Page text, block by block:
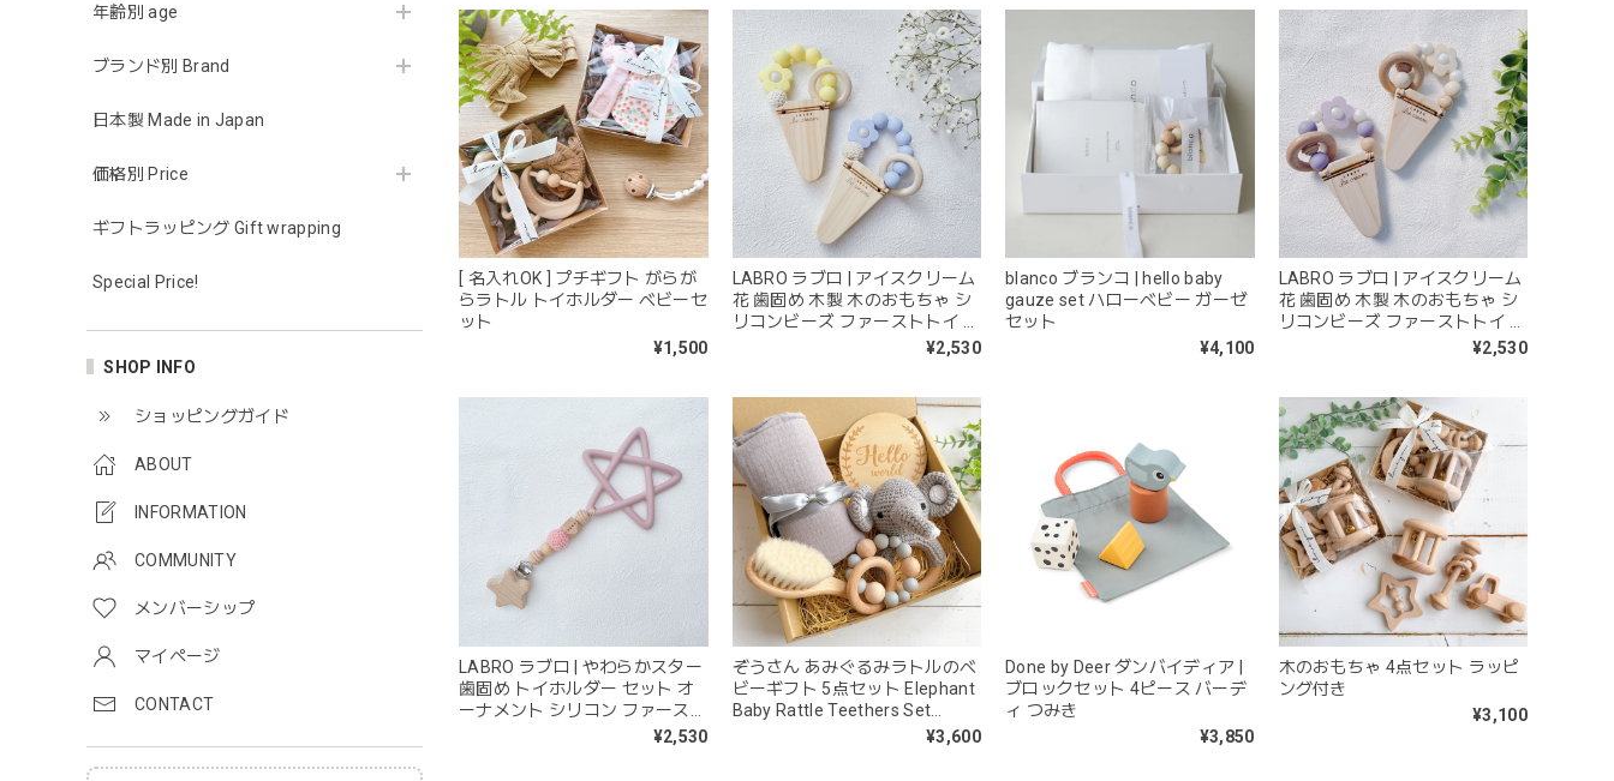
年齢別 age
ブランド別 Brand
日本製 Made in Japan
価格別 Price
ギフトラッピング Gift wrapping
Special Price!
SHOP INFO
ショッピングガイド
ABOUT
INFORMATION
COMMUNITY
メンバーシップ
マイページ
CONTACT
[ 名入れOK ] プチギフト がらが
らラトル トイホルダー ベビーセ
ット
¥1,500
LABRO ラブロ | アイスクリーム
花 歯固め 木製 木のおもちゃ シ
リコンビーズ ファーストトイ パ
¥2,530
blanco ブランコ | hello baby
gauze set ハローベビー ガーゼ
セット
¥4,100
LABRO ラブロ | アイスクリーム
花 歯固め 木製 木のおもちゃ シ
リコンビーズ ファーストトイ パ
¥2,530
LABRO ラブロ | やわらかスター
歯固め トイホルダー セット オ
ーナメント シリコン ファースト
¥2,530
ぞうさん あみぐるみラトルのベ
ビーギフト 5点セット Elephant
Baby Rattle Teethers Set
¥3,600
Done by Deer ダンバイディア |
ブロックセット 4ピース バーデ
ィ つみき
¥3,850
木のおもちゃ 4点セット ラッピ
ング付き
¥3,100